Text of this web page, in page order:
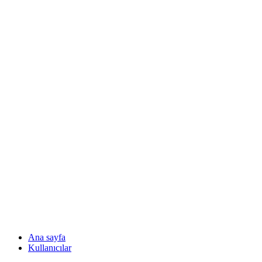
Ana sayfa
Kullanıcılar